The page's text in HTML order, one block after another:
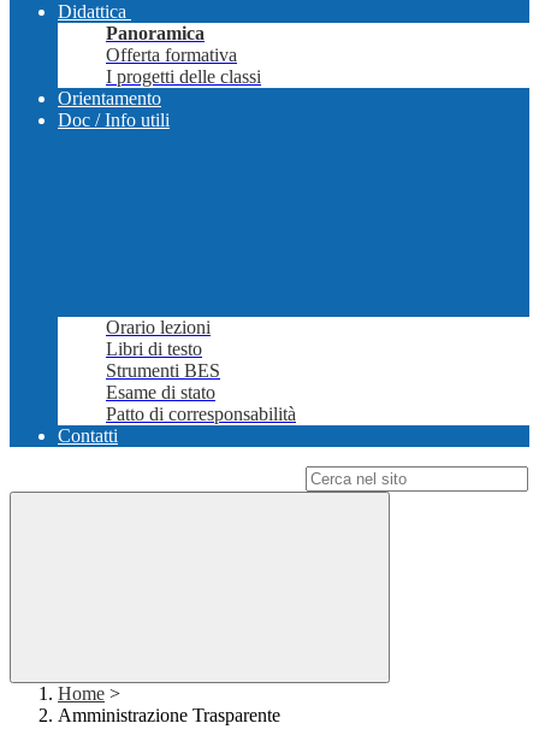
Didattica
Panoramica
Offerta formativa
I progetti delle classi
Orientamento
Doc / Info utili
Orario lezioni
Libri di testo
Strumenti BES
Esame di stato
Patto di corresponsabilità
Contatti
Home >
Amministrazione Trasparente